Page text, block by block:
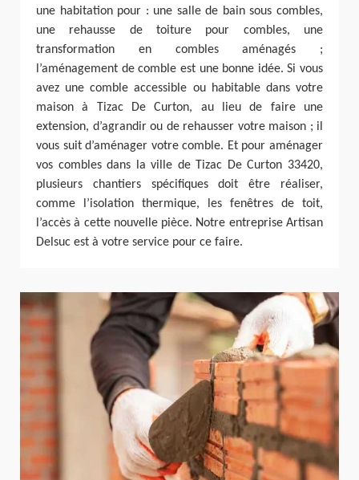
une habitation pour : une salle de bain sous combles,
une rehausse de toiture pour combles, une
transformation en combles aménagés ;
l’aménagement de comble est une bonne idée. Si vous
avez une comble accessible ou habitable dans votre
maison à Tizac De Curton, au lieu de faire une
extension, d’agrandir ou de rehausser votre maison ; il
vous suit d’aménager votre comble. Et pour aménager
vos combles dans la ville de Tizac De Curton 33420,
plusieurs chantiers spécifiques doit être réaliser,
comme l’isolation thermique, les fenêtres de toit,
l’accès à cette nouvelle pièce. Notre entreprise Artisan
Delsuc est à votre service pour ce faire.